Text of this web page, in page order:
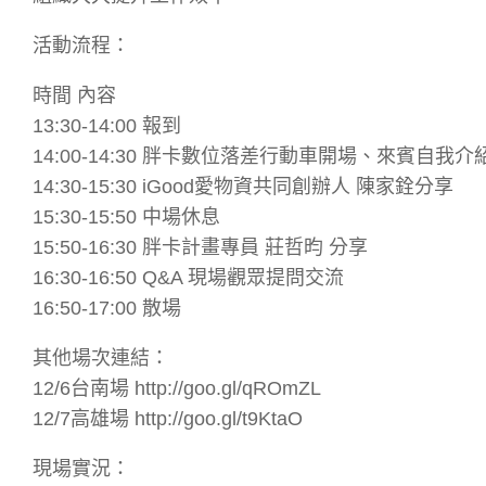
活動流程：
時間 內容
13:30-14:00 報到
14:00-14:30 胖卡數位落差行動車開場、來賓自我介
14:30-15:30 iGood愛物資共同創辦人 陳家銓分享
15:30-15:50 中場休息
15:50-16:30 胖卡計畫專員 莊哲昀 分享
16:30-16:50 Q&A 現場觀眾提問交流
16:50-17:00 散場
其他場次連結：
12/6台南場 http://goo.gl/qROmZL
12/7高雄場 http://goo.gl/t9KtaO
現場實況：